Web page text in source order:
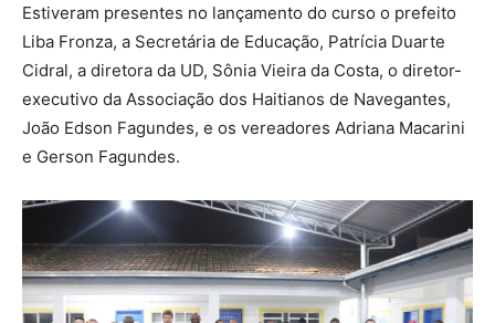
Estiveram presentes no lançamento do curso o prefeito
Liba Fronza, a Secretária de Educação, Patrícia Duarte
Cidral, a diretora da UD, Sônia Vieira da Costa, o diretor-
executivo da Associação dos Haitianos de Navegantes,
João Edson Fagundes, e os vereadores Adriana Macarini
e Gerson Fagundes.